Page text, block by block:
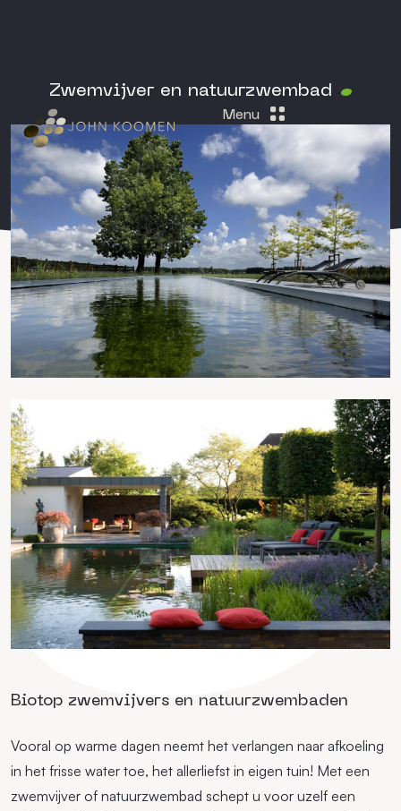
Menu
Zwemvijver en natuurzwembad
Biotop zwemvijvers en natuurzwembaden
Vooral op warme dagen neemt het verlangen naar afkoeling
in het frisse water toe, het allerliefst in eigen tuin! Met een
zwemvijver of natuurzwembad schept u voor uzelf een